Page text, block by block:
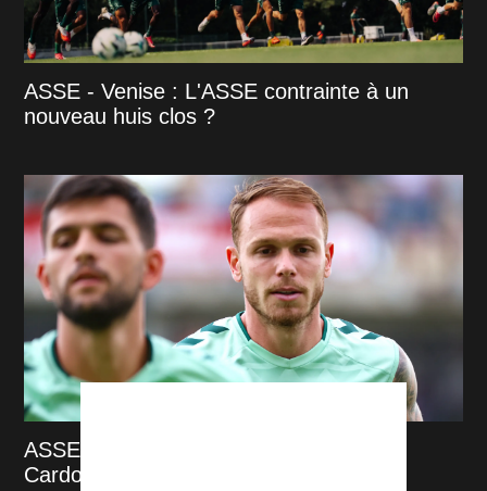
ASSE - Venise : L'ASSE contrainte à un
nouveau huis clos ?
ASSE : On en sait plus sur l'absence
Cardona contre Venise